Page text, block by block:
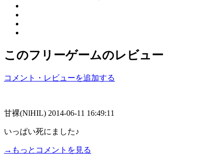
このフリーゲームのレビュー
コメント・レビューを追加する
甘裸(NlHIL) 2014-06-11 16:49:11
いっぱい死にました♪
→もっとコメントを見る